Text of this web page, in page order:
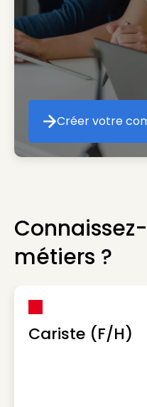
Créer votre
métiers ?
Cariste (F/H)